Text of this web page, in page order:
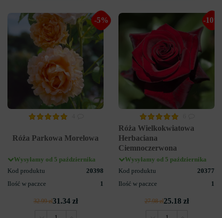
-5%
Róża Parkowa Morelowa
Wysyłamy od 5 października
Kod produktu
20398
Ilość w paczce
1
32.99 zł31.34 zł
-10%
Róża Wielkokwiatowa
Herbaciana
Ciemnoczerwona
Wysyłamy od 5 października
Kod produktu
20377
Ilość w paczce
1
27.98 zł25.18 zł